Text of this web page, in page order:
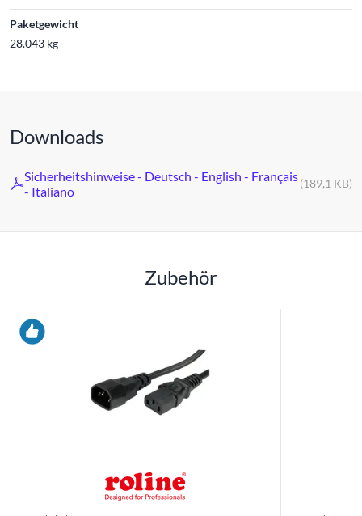
Paketgewicht
28.043 kg
Downloads
Sicherheitshinweise - Deutsch - English - Français
- Italiano
(189,1 KB)
Zubehör